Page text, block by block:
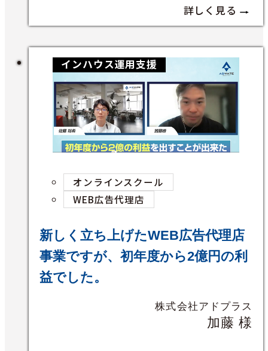
詳しく見る
インハウス運用支援
オンラインスクール
WEB広告代理店
新しく立ち上げたWEB広告代理店
事業ですが、初年度から2億円の利
益でした。
株式会社アドプラス
加藤 様